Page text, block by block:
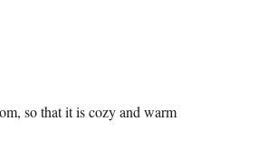
so that it is cozy and warm